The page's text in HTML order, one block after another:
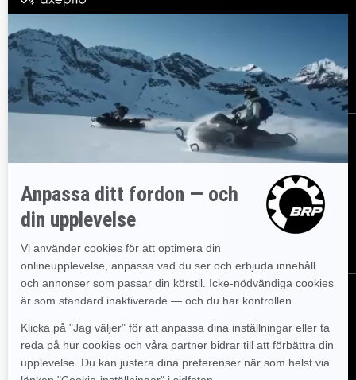
Resurser
Kundsupport
Lediga jobb
Säkerhetsåterkallelser
Registrera dig
Var först med att få reda på de senaste
evenemangen, nyheterna och erbjudandena.
Följ oss